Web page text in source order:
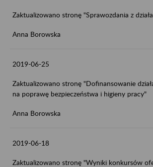
Zaktualizowano stronę "Sprawozdania z
Anna Borowska
2019-06-25
Zaktualizowano stronę "Dofinansowanie
na poprawę bezpieczeństwa i higieny pracy"
Anna Borowska
2019-06-18
Zaktualizowano stronę "Wyniki konkursów